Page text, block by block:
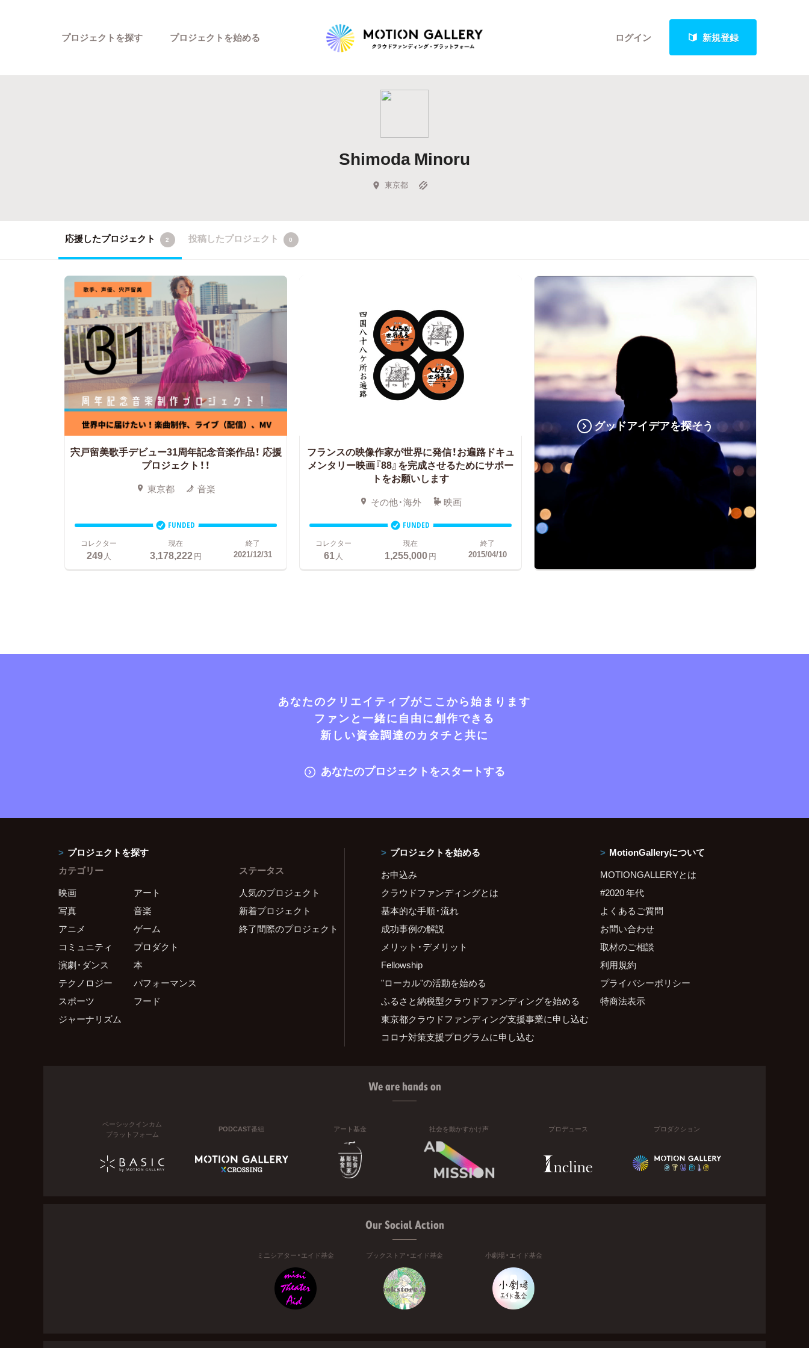
ログイン 新規登録
プロジェクトを探す
Highlight
Feature
キュレーターから探す
プロジェクトを始める
Shimoda Minoru
東京都
応援したプロジェクト 2 投稿したプロジェクト 0
宍戸留美歌手デビュー31周年記念音楽作品！ 応援
プロジェクト！！
東京都 音楽
FUNDED
コレクター
249人
現在
3,178,222円
終了
2021/12/31
フランスの映像作家が世界に発信！お遍路ドキュ
メンタリー映画『88』を完成させるためにサポー
トをお願いします
その他・海外 映画
FUNDED
コレクター
61人
現在
1,255,000円
終了
2015/04/10
グッドアイデアを探そう
あなたのクリエイティブがここから始まります
ファンと一緒に自由に創作できる
新しい資金調達のカタチと共に
あなたのプロジェクトをスタートする
プロジェクトを探す
カテゴリー
映画
アート
写真
音楽
アニメ
ゲーム
コミュニティ
プロダクト
演劇・ダンス
本
テクノロジー
パフォーマンス
スポーツ
フード
ジャーナリズム
ステータス
人気のプロジェクト
新着プロジェクト
終了間際のプロジェクト
プロジェクトを始める
お申込み
クラウドファンディングとは
基本的な手順・流れ
成功事例の解説
メリット・デメリット
Fellowship
"ローカル"の活動を始める
ふるさと納税型クラウドファンディングを始める
東京都クラウドファンディング支援事業に申し込む
コロナ対策支援プログラムに申し込む
MotionGalleryについて
MOTIONGALLERYとは
#2020 年代
よくあるご質問
お問い合わせ
取材のご相談
利用規約
プライバシーポリシー
特商法表示
We are hands on
ベーシックインカム
プラットフォーム
PODCAST番組 アート基金 社会を動かすかけ声 プロデュース プロダクション
Our Social Action
ミニシアター・エイド基金 ブックストア・エイド基金 小劇場・エイド基金